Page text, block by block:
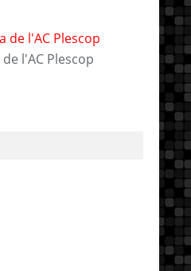
l'AC Plescop